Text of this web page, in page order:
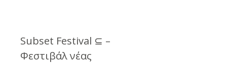
Subset Festival ⊆ –
Φεστιβάλ νέας